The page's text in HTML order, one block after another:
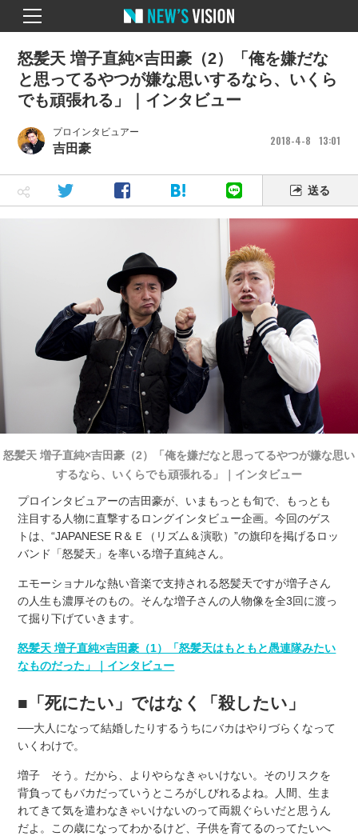
プロインタビュアー
吉田豪
2018 4 8 13 01
怒髪天 増子直純×吉田豪（2）「俺を嫌だな
と思ってるやつが嫌な思いするなら、いくら
でも頑張れる」｜インタビュー
送る
怒髪天 増子直純×吉田豪（2）「俺を嫌だなと思ってるやつが嫌な思い
するなら、いくらでも頑張れる」｜インタビュー
プロインタビュアーの吉田豪が、いまもっとも旬で、もっとも
注目する人物に直撃するロングインタビュー企画。今回のゲス
トは、“JAPANESE R＆Ｅ（リズム＆演歌）”の旗印を掲げるロッ
バンド「怒髪天」を率いる増子直純さん。
エモーショナルな熱い音楽で支持される怒髪天ですが増子さん
の人生も濃厚そのもの。そんな増子さんの人物像を全3回に渡っ
て掘り下げていきます。
怒髪天 増子直純×吉田豪（1）「怒髪天はもともと愚連隊みたい
なものだった」｜インタビュー
■「死にたい」ではなく「殺したい」
──大人になって結婚したりするうちにバカはやりづらくなって
いくわけで。
増子 そう。だから、よりやらなきゃいけない。そのリスクを
背負ってもバカだっていうところがしびれるよね。人間、生ま
れてきて気を遣わなきゃいけないのって両親ぐらいだと思うん
だよ。この歳になってわかるけど、子供を育てるのってたいへ